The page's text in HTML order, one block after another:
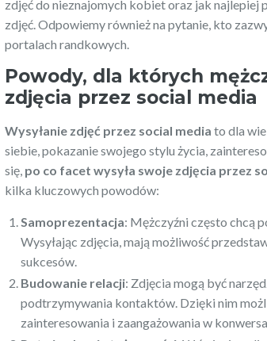
zdjęć do nieznajomych kobiet oraz jak najlepiej
zdjęć. Odpowiemy również na pytanie, kto
portalach randkowych.
Powody, dla których
zdjęcia przez social media
Wysyłanie zdjęć przez social media to dla
siebie, pokazanie swojego stylu życia,
się, po co facet wysyła swoje zdjęcia przez
kilka kluczowych powodów:
Samoprezentacja: Mężczyźni często chcą
Wysyłając zdjęcia, mają możliwość
sukcesów.
Budowanie relacji: Zdjęcia mogą być
podtrzymywania kontaktów. Dzięki nim
zainteresowania i zaangażowania w